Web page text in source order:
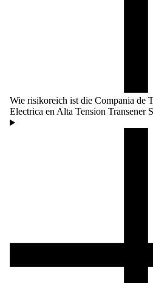
Wie risikoreich ist die Compania de
Electrica en Alta Tension Transener